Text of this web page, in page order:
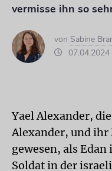
vermisse ihn so
von Sabine
Yael Alexander,
Alexander, und ihr
gewesen, als
Soldat in der